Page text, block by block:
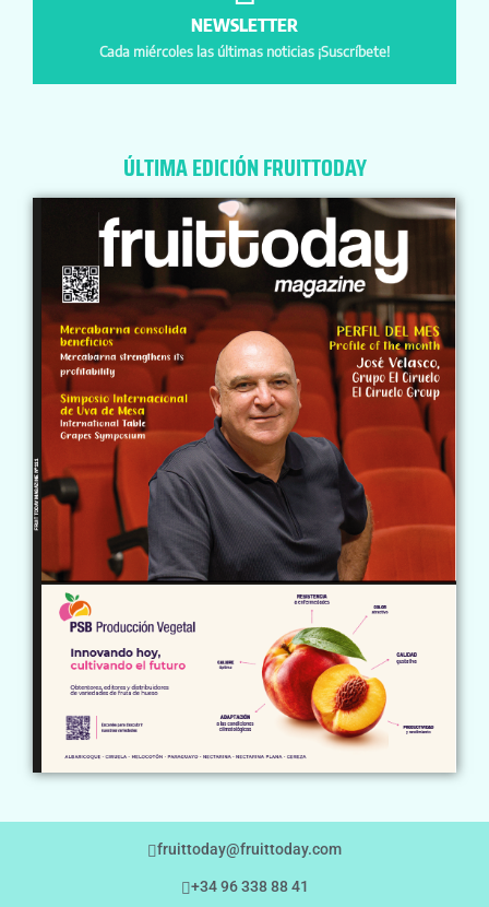
NEWSLETTER
Cada miércoles las últimas noticias ¡Suscríbete!
ÚLTIMA EDICIÓN FRUITTODAY
fruittoday@fruittoday.com
+34 96 338 88 41